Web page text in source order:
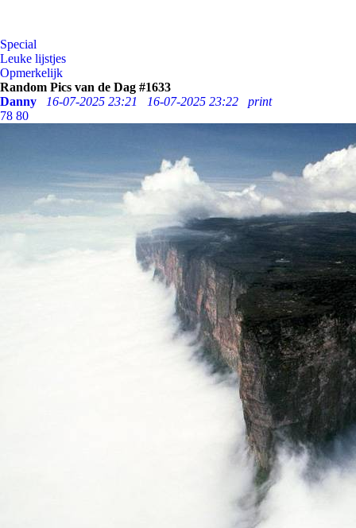
Special
Leuke lijstjes
Opmerkelijk
Random Pics van de Dag #1633
Danny
16-07-2025 23:21 16-07-2025 23:22
print
78 80